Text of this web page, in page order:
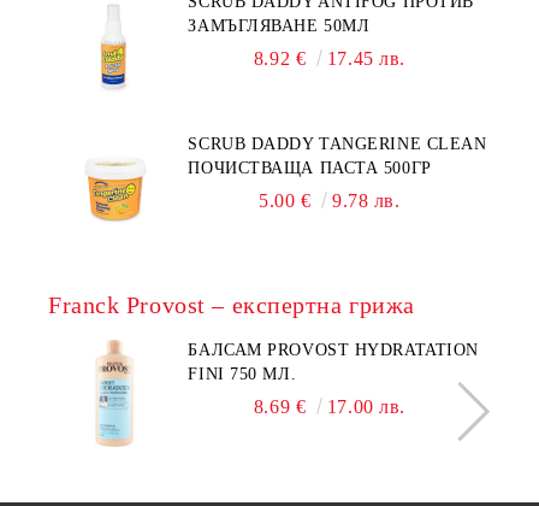
ЗАМЪГЛЯВАНЕ 50МЛ
8.92 € 17.45 лв.
SCRUB DADDY TANGERINE CLEAN
ПОЧИСТВАЩА ПАСТА 500ГР
5.00 € 9.78 лв.
Franck Provost – експертна грижа
БАЛСАМ PROVOST HYDRATATION
FINI 750 МЛ.
8.69 € 17.00 лв.